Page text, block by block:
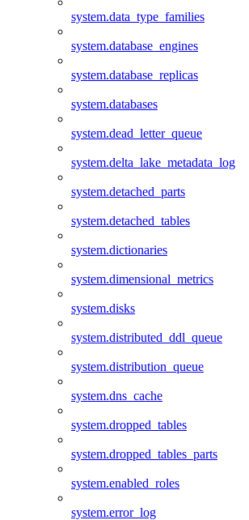
system.data_type_families
system.database_engines
system.database_replicas
system.databases
system.dead_letter_queue
system.delta_lake_metadata_log
system.detached_parts
system.detached_tables
system.dictionaries
system.dimensional_metrics
system.disks
system.distributed_ddl_queue
system.distribution_queue
system.dns_cache
system.dropped_tables
system.dropped_tables_parts
system.enabled_roles
system.error_log